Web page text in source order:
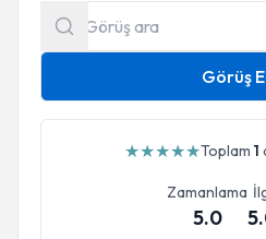
Görüş
★★★★★Toplam 1
Zamanlama
5.0